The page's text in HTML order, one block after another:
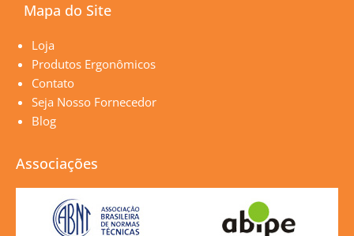
r
a
i
n
e
Mapa do Site
Loja
Produtos Ergonômicos
Contato
Seja Nosso Fornecedor
Blog
Associações